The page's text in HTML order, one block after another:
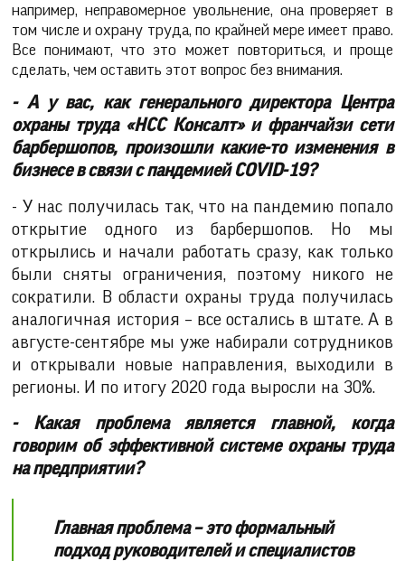
например, неправомерное увольнение, она проверяет в
том числе и охрану труда, по крайней мере имеет право.
Все понимают, что это может повториться, и проще
сделать, чем оставить этот вопрос без внимания.
- А у вас, как генерального директора Центра
охраны труда «НСС Консалт» и франчайзи сети
барбершопов, произошли какие-то изменения в
бизнесе в связи с пандемией COVID-19?
- У нас получилась так, что на пандемию попало
открытие одного из барбершопов. Но мы
открылись и начали работать сразу, как только
были сняты ограничения, поэтому никого не
сократили. В области охраны труда получилась
аналогичная история – все остались в штате. А в
августе-сентябре мы уже набирали сотрудников
и открывали новые направления, выходили в
регионы. И по итогу 2020 года выросли на 30%.
- Какая проблема является главной, когда
говорим об эффективной системе охраны труда
на предприятии?
Главная проблема – это формальный
подход руководителей и специалистов